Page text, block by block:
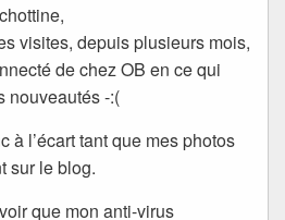
visites, depuis plusieurs mois,
de chez OB en ce qui
nouveautés -:(
à l’écart tant que mes photos
sur le blog.
que mon anti-virus